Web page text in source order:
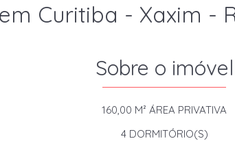
Curitiba - Xaxim -
Sobre o imóvel
160,00 M² ÁREA PRIVATIVA
4DORMITÓRIO(S)